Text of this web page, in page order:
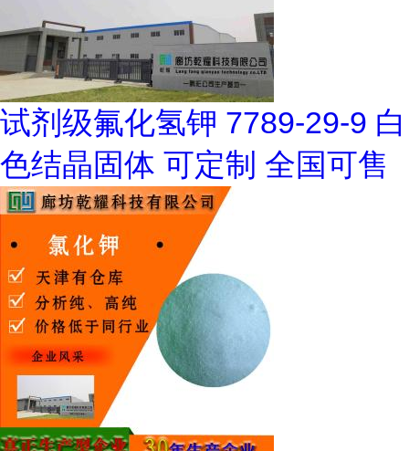
试剂级氟化氢钾 7789-29-9 白
色结晶固体 可定制 全国可售